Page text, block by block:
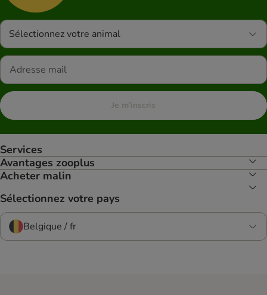
Sélectionnez votre animal
Je m'inscris
Services
Avantages zooplus
Acheter malin
Sélectionnez votre pays
Belgique / fr